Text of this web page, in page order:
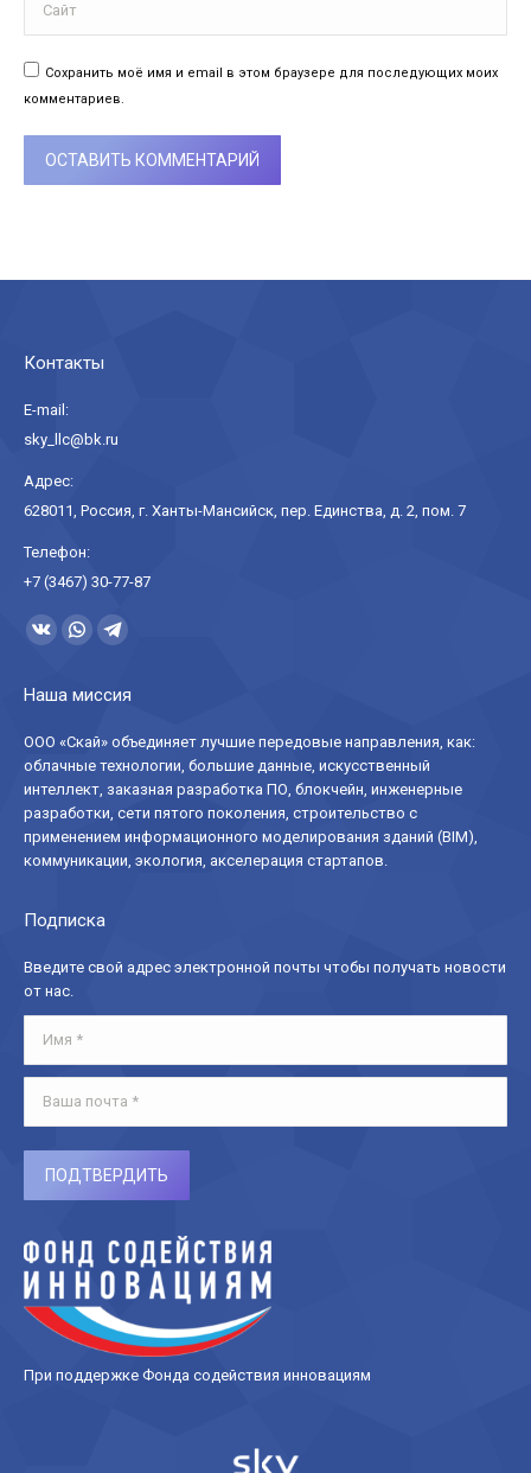
Сохранить моё имя и email в этом браузере для последующих моих
комментариев.
ОСТАВИТЬ КОММЕНТАРИЙ
Контакты
E-mail:
sky_llc@bk.ru
Адрес:
628011, Россия, г. Ханты-Мансийск, пер. Единства, д. 2, пом. 7
Телефон:
+7 (3467) 30-77-87
Ищите нас:
Страница
открывается
в
новом
окне
Страница
открывается
в
новом
окне
Страница
открывается
в
новом
окне
Наша миссия
ООО «Скай» объединяет лучшие передовые направления, как:
облачные технологии, большие данные, искусственный
интеллект, заказная разработка ПО, блокчейн, инженерные
разработки, сети пятого поколения, строительство с
применением информационного моделирования зданий (BIM),
коммуникации, экология, акселерация стартапов.
Подписка
Введите свой адрес электронной почты чтобы получать новости
от нас.
ПОДТВЕРДИТЬ
При поддержке Фонда содействия инновациям